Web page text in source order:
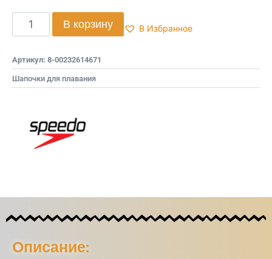
В корзину В Избранное
Артикул: 8-00232614671
Шапочки для плавания
Описание: